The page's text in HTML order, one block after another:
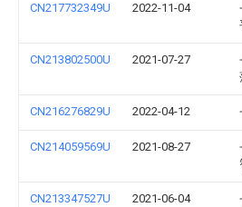
CN217732349U 2022-11-04
CN213802500U 2021-07-27
CN216276829U 2022-04-12
CN214059569U 2021-08-27
CN213347527U 2021-06-04